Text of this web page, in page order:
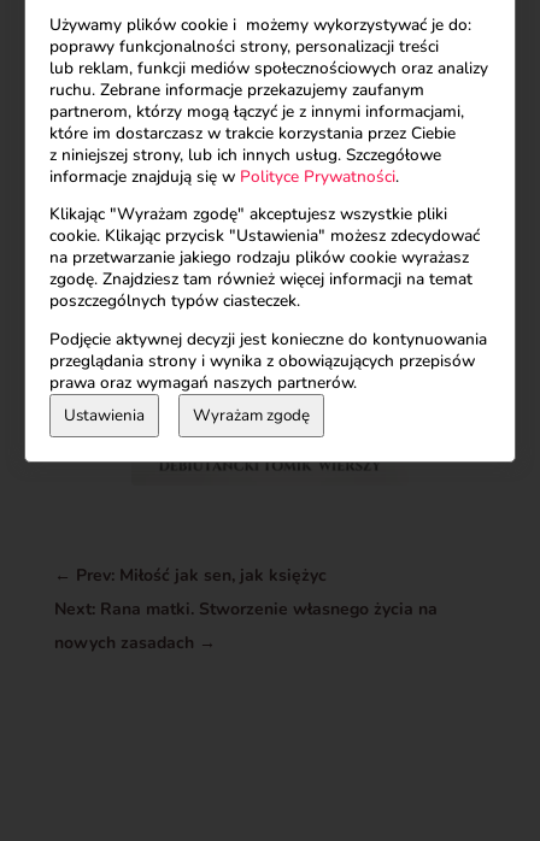
← Prev: Miłość jak sen, jak księżyc
Next: Rana matki. Stworzenie własnego życia na
nowych zasadach →
Używamy plików cookie i możemy wykorzystywać je do:
poprawy funkcjonalności strony, personalizacji treści
lub reklam, funkcji mediów społecznościowych oraz analizy
ruchu. Zebrane informacje przekazujemy zaufanym
partnerom, którzy mogą łączyć je z innymi informacjami,
które im dostarczasz w trakcie korzystania przez Ciebie
z niniejszej strony, lub ich innych usług. Szczegółowe
informacje znajdują się w Polityce Prywatności.
Klikając "Wyrażam zgodę" akceptujesz wszystkie pliki
cookie. Klikając przycisk "Ustawienia" możesz zdecydować
na przetwarzanie jakiego rodzaju plików cookie wyrażasz
zgodę. Znajdziesz tam również więcej informacji na temat
poszczególnych typów ciasteczek.
Podjęcie aktywnej decyzji jest konieczne do kontynuowania
przeglądania strony i wynika z obowiązujących przepisów
prawa oraz wymagań naszych partnerów.
Ustawienia Wyrażam zgodę